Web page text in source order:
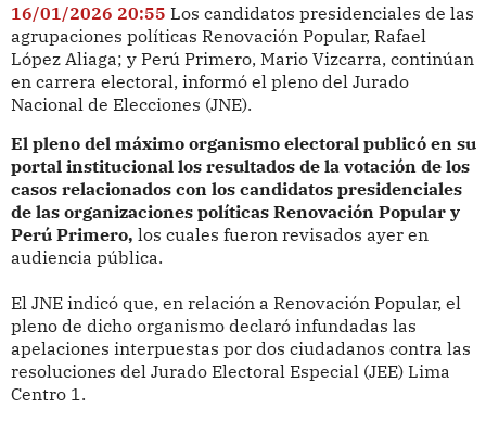
16/01/2026 20:55 Los candidatos presidenciales de las
agrupaciones políticas Renovación Popular, Rafael
López Aliaga; y Perú Primero, Mario Vizcarra, continúan
en carrera electoral, informó el pleno del Jurado
Nacional de Elecciones (JNE).
El pleno del máximo organismo electoral publicó en su
portal institucional los resultados de la votación de los
casos relacionados con los candidatos presidenciales
de las organizaciones políticas Renovación Popular y
Perú Primero, los cuales fueron revisados ayer en
audiencia pública.
El JNE indicó que, en relación a Renovación Popular, el
pleno de dicho organismo declaró infundadas las
apelaciones interpuestas por dos ciudadanos contra las
resoluciones del Jurado Electoral Especial (JEE) Lima
Centro 1.